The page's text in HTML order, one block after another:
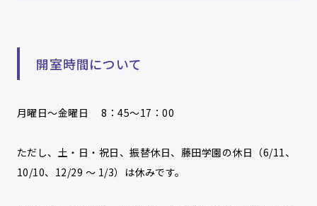
開室時間について
月曜日～金曜日 8：45～17：00
ただし、土・日・祝日、振替休日、藤田学園の休日（6/11、
10/10、12/29 ～ 1/3）は休みです。